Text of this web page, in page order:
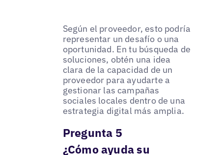
Según el proveedor, esto podría
representar un desafío o una
oportunidad. En tu búsqueda de
soluciones, obtén una idea
clara de la capacidad de un
proveedor para ayudarte a
gestionar las campañas
sociales locales dentro de una
estrategia digital más amplia.
Pregunta 5
¿Cómo ayuda su